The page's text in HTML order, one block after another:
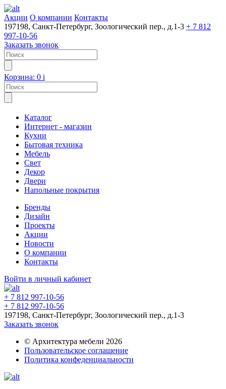
Акции О компании Контакты
197198, Санкт-Петербург, Зоологический пер., д.1-3 + 7 812
997-10-56
Заказать звонок
Корзина: 0 i
Каталог
Интернет - магазин
Кухни
Бытовая техника
Мебель
Свет
Декор
Двери
Напольные покрытия
Бренды
Дизайн
Проекты
Акции
Новости
О компании
Контакты
Войти в личный кабинет
+ 7 812 997-10-56
+ 7 812 997-10-56
197198, Санкт-Петербург, Зоологический пер., д.1-3
Заказать звонок
© Архитектура мебели 2026
Пользовательское соглашение
Политика конфеденциальности